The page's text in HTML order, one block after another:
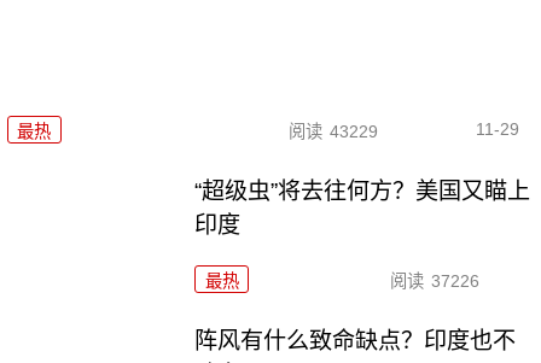
最热 阅读 43229 11-29
“超级虫”将去往何方？美国又瞄上
印度
最热 阅读 37226
阵风有什么致命缺点？印度也不